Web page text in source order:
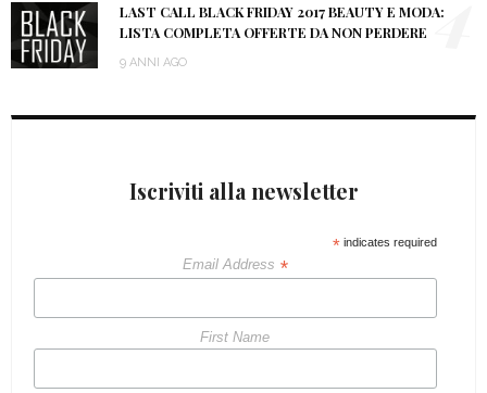
LAST CALL BLACK FRIDAY 2017 BEAUTY E MODA:
LISTA COMPLETA OFFERTE DA NON PERDERE
9 ANNI AGO
Iscriviti alla newsletter
*indicates required
Email Address *
First Name